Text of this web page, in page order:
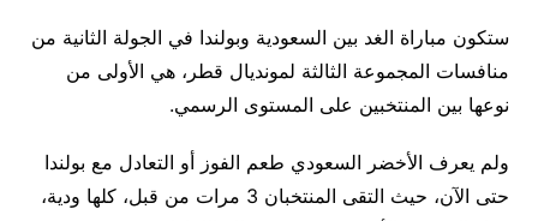
ستكون مباراة الغد بين السعودية وبولندا في الجولة الثانية من
منافسات المجموعة الثالثة لمونديال قطر، هي الأولى من
نوعها بين المنتخبين على المستوى الرسمي.
ولم يعرف الأخضر السعودي طعم الفوز أو التعادل مع بولندا
حتى الآن، حيث التقى المنتخبان 3 مرات من قبل، كلها ودية،